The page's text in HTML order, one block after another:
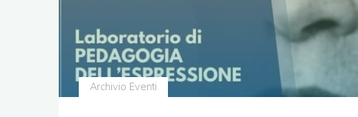
Archivio Eventi